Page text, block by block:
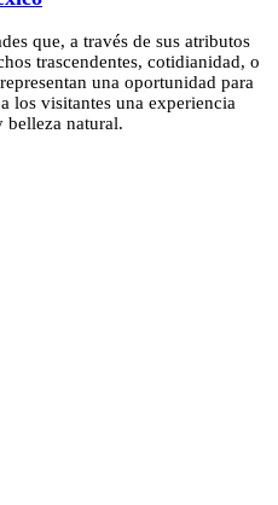
que, a través de sus atributos
trascendentes, cotidianidad, o
una oportunidad para
los visitantes una experiencia
belleza natural.